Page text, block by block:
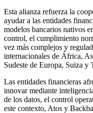
Esta alianza refuerza la
ayudar a las entidades
modelos bancarios nativos
control, el cumplimiento
vez más complejos y
internacionales de África,
Sudeste de Europa, Suiza y
Las entidades financieras
innovar mediante
de los datos, el control
este contexto, Atos y